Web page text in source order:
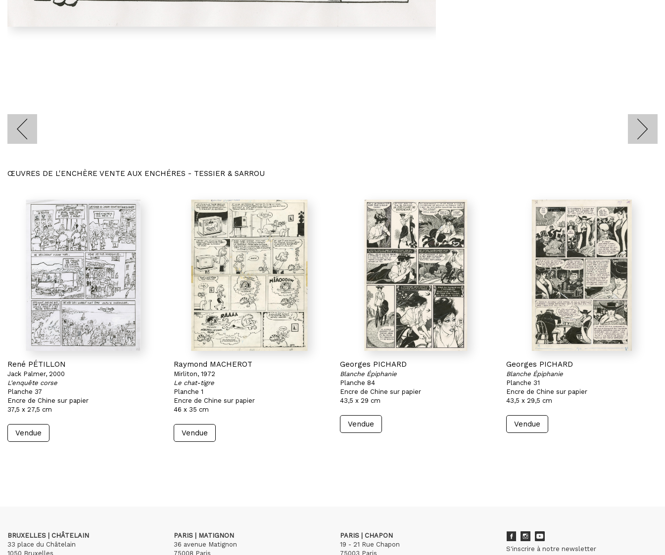
ŒUVRES DE L'ENCHÈRE VENTE AUX ENCHÉRES - TESSIER & SARROU
René PÉTILLON
Jack Palmer, 2000
L'enquête corse
Planche 37
Encre de Chine sur papier
37,5 x 27,5 cm
Vendue
Raymond MACHEROT
Mirliton, 1972
Le chat-tigre
Planche 1
Encre de Chine sur papier
46 x 35 cm
Vendue
Georges PICHARD
Blanche Épiphanie
Planche 84
Encre de Chine sur papier
43,5 x 29 cm
Vendue
Georges PICHARD
Blanche Épiphanie
Planche 31
Encre de Chine sur papier
43,5 x 29,5 cm
Vendue
BRUXELLES | CHÂTELAIN
33 place du Châtelain
1050 Bruxelles
PARIS | MATIGNON
36 avenue Matignon
75008 Paris
PARIS | CHAPON
19 - 21 Rue Chapon
75003 Paris
S'inscrire à notre newsletter